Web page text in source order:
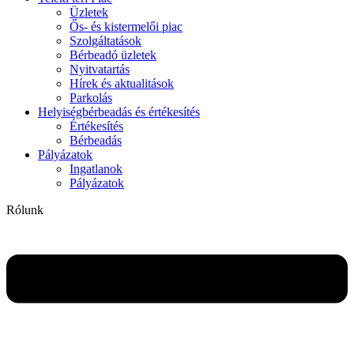
Üzletek
Ős- és kistermelői piac
Szolgáltatások
Bérbeadó üzletek
Nyitvatartás
Hírek és aktualitások
Parkolás
Helyiségbérbeadás és értékesítés
Értékesítés
Bérbeadás
Pályázatok
Ingatlanok
Pályázatok
Rólunk